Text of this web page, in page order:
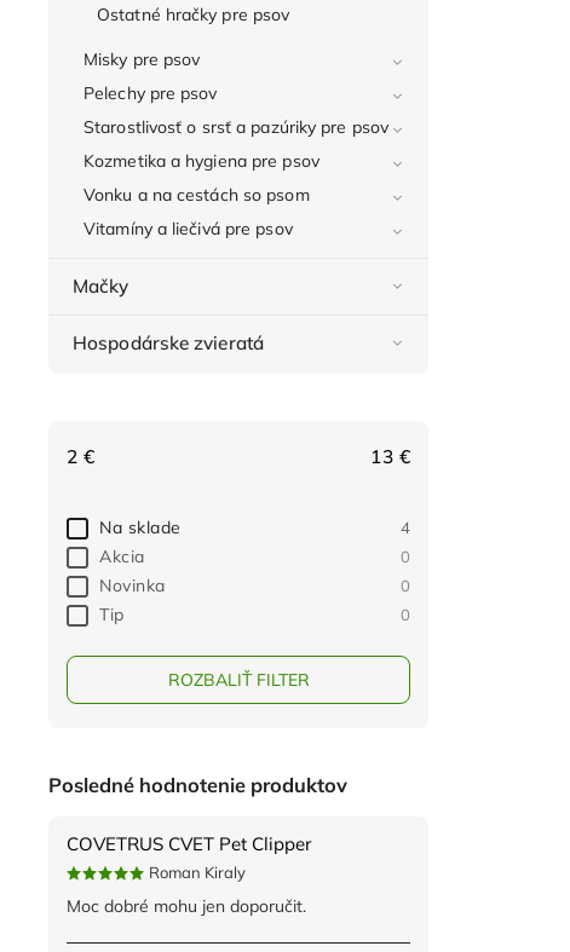
Ostatné hračky pre psov
Misky pre psov
Pelechy pre psov
Starostlivosť o srsť a pazúriky pre psov
Kozmetika a hygiena pre psov
Vonku a na cestách so psom
Vitamíny a liečivá pre psov
Mačky
Hospodárske zvieratá
2 € 13 €
Na sklade 4
Akcia 0
Novinka 0
Tip 0
ROZBALIŤ FILTER
Posledné hodnotenie produktov
COVETRUS CVET Pet Clipper
Roman Kiraly
Moc dobré mohu jen doporučit.